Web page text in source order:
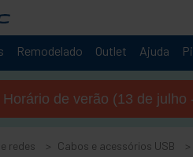
Remodelado Outlet Ajuda
Horário de verão (13 de
redes Cabos e acessórios USB